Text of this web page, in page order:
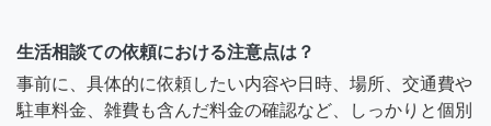
生活相談ての依頼における注意点は？
事前に、具体的に依頼したい内容や日時、場所、交通費や
駐車料金、雑費も含んだ料金の確認など、しっかりと個別